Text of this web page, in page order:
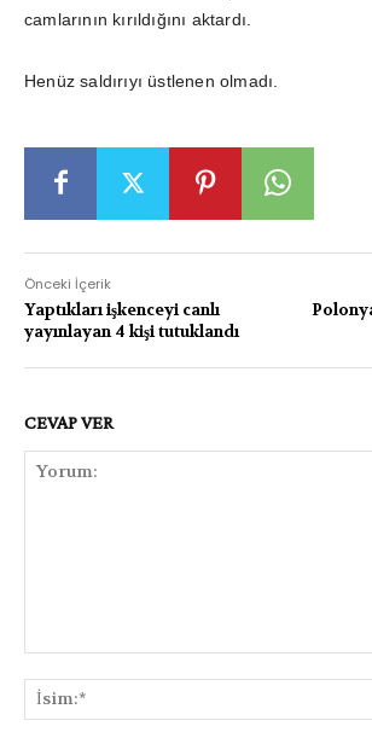
camlarının kırıldığını aktardı.
Henüz saldırıyı üstlenen olmadı.
Önceki İçerik
Yaptıkları işkenceyi canlı
yayınlayan 4 kişi tutuklandı
CEVAP VER